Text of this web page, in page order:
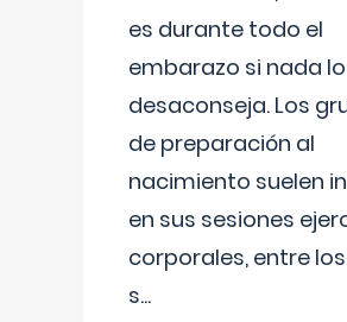
es durante todo el
embarazo si nada lo
desaconseja. Los
de preparación al
nacimiento suelen
en sus sesiones
corporales, entre
s...